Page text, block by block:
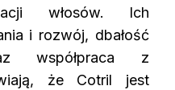
włosów. Ich
i rozwój, dbałość
współpraca z
że Cotril jest